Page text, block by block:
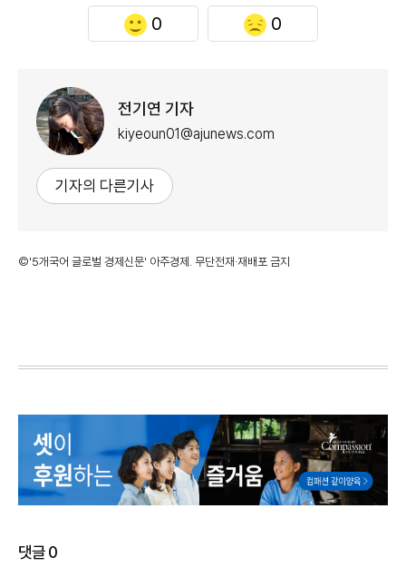
0 0
전기연 기자
kiyeoun01@ajunews.com
기자의 다른기사
©'5개국어 글로벌 경제신문' 아주경제. 무단전재·재배포 금지
댓글0